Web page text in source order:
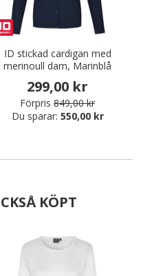
ID stickad cardigan med
merinoull dam, Marinblå
299,00 kr
Förpris 849,00 kr
Du sparar: 550,00 kr
KÖPT